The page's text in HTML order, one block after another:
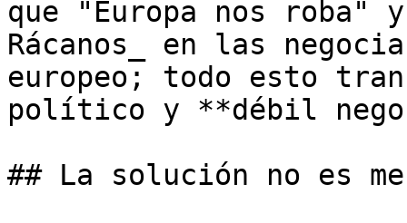
que "Europa nos
Rácanos_ en las
europeo; todo esto
político y **débil
## La solución no es